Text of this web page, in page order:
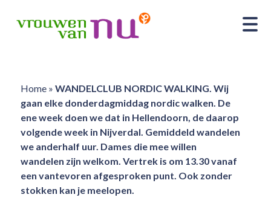
Home» WANDELCLUB NORDIC WALKING. Wij
gaan elke donderdagmiddag nordic walken. De
ene week doen we dat in Hellendoorn, de daarop
volgende week in Nijverdal. Gemiddeld wandelen
we anderhalf uur. Dames die mee willen
wandelen zijn welkom. Vertrek is om 13.30 vanaf
een vantevoren afgesproken punt. Ook zonder
stokken kan je meelopen.